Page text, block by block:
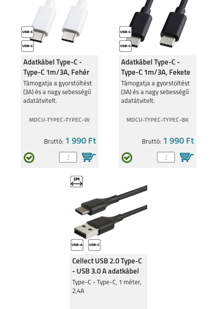
Adatkábel Type-C -
Type-C 1m/3A, Fehér
Támogatja a gyorstöltést
(3A) és a nagy sebességű
adatátvitelt.
MDCU-TYPEC-TYPEC-W
Bruttó: 1 990 Ft
Adatkábel Type-C -
Type-C 1m/3A, Fekete
Támogatja a gyorstöltést
(3A) és a nagy sebességű
adatátvitelt.
MDCU-TYPEC-TYPEC-BK
Bruttó: 1 990 Ft
Cellect USB 2.0 Type-C
- USB 3.0 A adatkábel
Type-C - Type-C, 1 méter,
2,4A